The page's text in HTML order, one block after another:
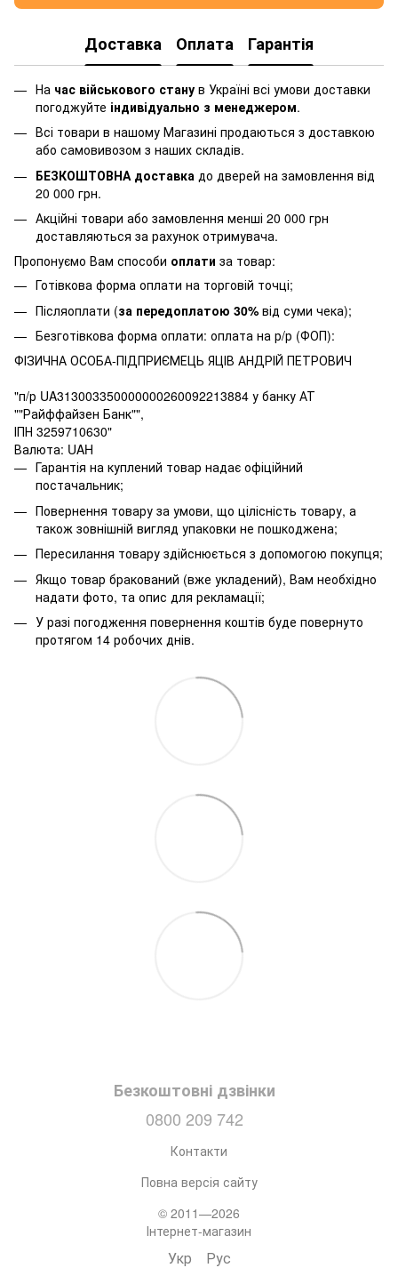
Доставка Оплата Гарантія
На час військового стану в Україні всі умови доставки
погоджуйте індивідуально з менеджером.
Всі товари в нашому Магазині продаються з доставкою
або самовивозом з наших складів.
БЕЗКОШТОВНА доставка до дверей на замовлення від
20 000 грн.
Акційні товари або замовлення менші 20 000 грн
доставляються за рахунок отримувача.
Пропонуємо Вам способи оплати за товар:
Готівкова форма оплати на торговій точці;
Післяоплати (за передоплатою 30% від суми чека);
Безготівкова форма оплати: оплата на р/р (ФОП):
ФІЗИЧНА ОСОБА-ПІДПРИЄМЕЦЬ ЯЦІВ АНДРІЙ ПЕТРОВИЧ
"п/р UA313003350000000260092213884 у банку АТ
""Райффайзен Банк"",
ІПН 3259710630"
Валюта: UAH
Гарантія на куплений товар надає офіційний
постачальник;
Повернення товару за умови, що цілісність товару, а
також зовнішній вигляд упаковки не пошкоджена;
Пересилання товару здійснюється з допомогою покупця;
Якщо товар бракований (вже укладений), Вам необхідно
надати фото, та опис для рекламації;
У разі погодження повернення коштів буде повернуто
протягом 14 робочих днів.
Безкоштовні дзвінки
0800 209 742
Контакти
Повна версія сайту
© 2011—2026
Інтернет-магазин
Укр Рус